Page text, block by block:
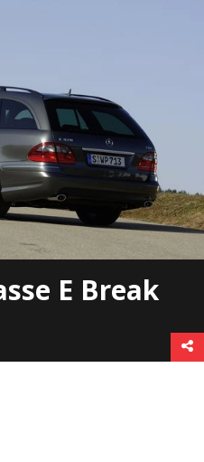
E Break